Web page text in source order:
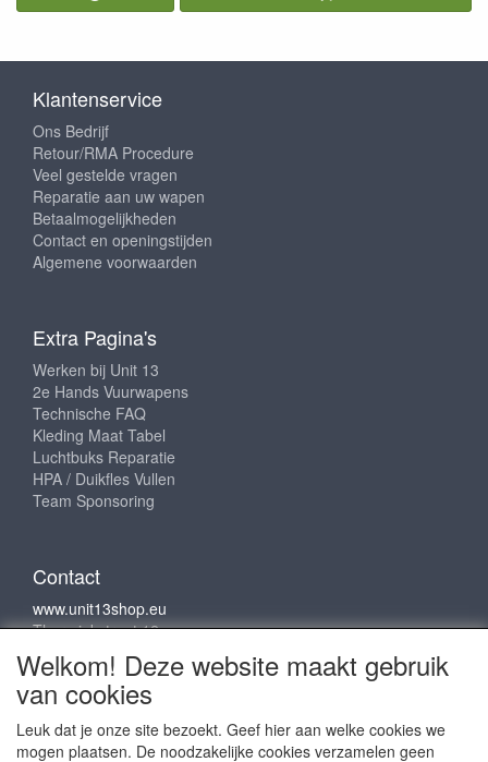
Klantenservice
Ons Bedrijf
Retour/RMA Procedure
Veel gestelde vragen
Reparatie aan uw wapen
Betaalmogelijkheden
Contact en openingstijden
Algemene voorwaarden
Extra Pagina's
Werken bij Unit 13
2e Hands Vuurwapens
Technische FAQ
Kleding Maat Tabel
Luchtbuks Reparatie
HPA / Duikfles Vullen
Team Sponsoring
Contact
www.unit13shop.eu
Thermiekstraat 12
6361 HB Nuth
info@unit13shop.eu
Welkom! Deze website maakt gebruik
van cookies
Leuk dat je onze site bezoekt. Geef hier aan welke cookies we
mogen plaatsen. De noodzakelijke cookies verzamelen geen